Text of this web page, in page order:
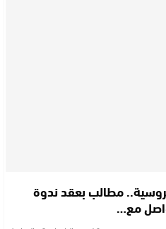
مطالب بعقد ندوة
مع…